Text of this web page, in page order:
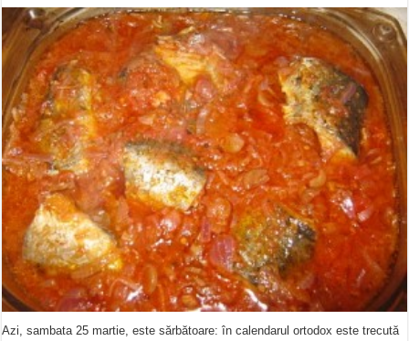
Azi, sambata 25 martie, este sărbătoare: în calendarul ortodox este trecută